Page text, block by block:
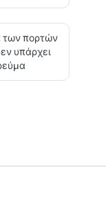
των πορτών
υπάρχει